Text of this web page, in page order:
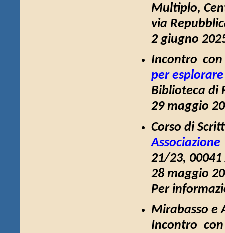
Multiplo,
via
2 giugno
Incontro
per
Biblioteca di
29 maggio
Corso di
21/23,
28 maggio
Per
Mirabasso e
Incontro